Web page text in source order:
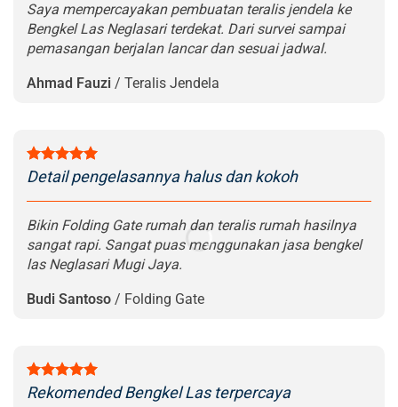
Saya mempercayakan pembuatan teralis jendela ke
Bengkel Las Neglasari terdekat. Dari survei sampai
pemasangan berjalan lancar dan sesuai jadwal.
Ahmad Fauzi / Teralis Jendela
Detail pengelasannya halus dan kokoh
Bikin Folding Gate rumah dan teralis rumah hasilnya
sangat rapi. Sangat puas menggunakan jasa bengkel
las Neglasari Mugi Jaya.
Budi Santoso / Folding Gate
Rekomended Bengkel Las terpercaya